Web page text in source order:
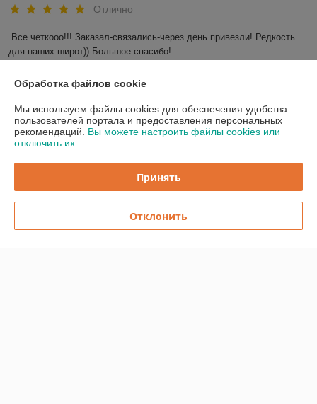
Отлично
Все четкооо!!! Заказал-связались-через день привезли! Редкость
для наших широт)) Большое спасибо!
Показать все отзывы
О нас
Доставка и оплата
График работы
Обработка файлов cookie
Мы используем файлы cookies для обеспечения удобства
пользователей портала и предоставления персональных
рекомендаций. Вы можете настроить файлы cookies или
отключить их.
Принять
Отклонить